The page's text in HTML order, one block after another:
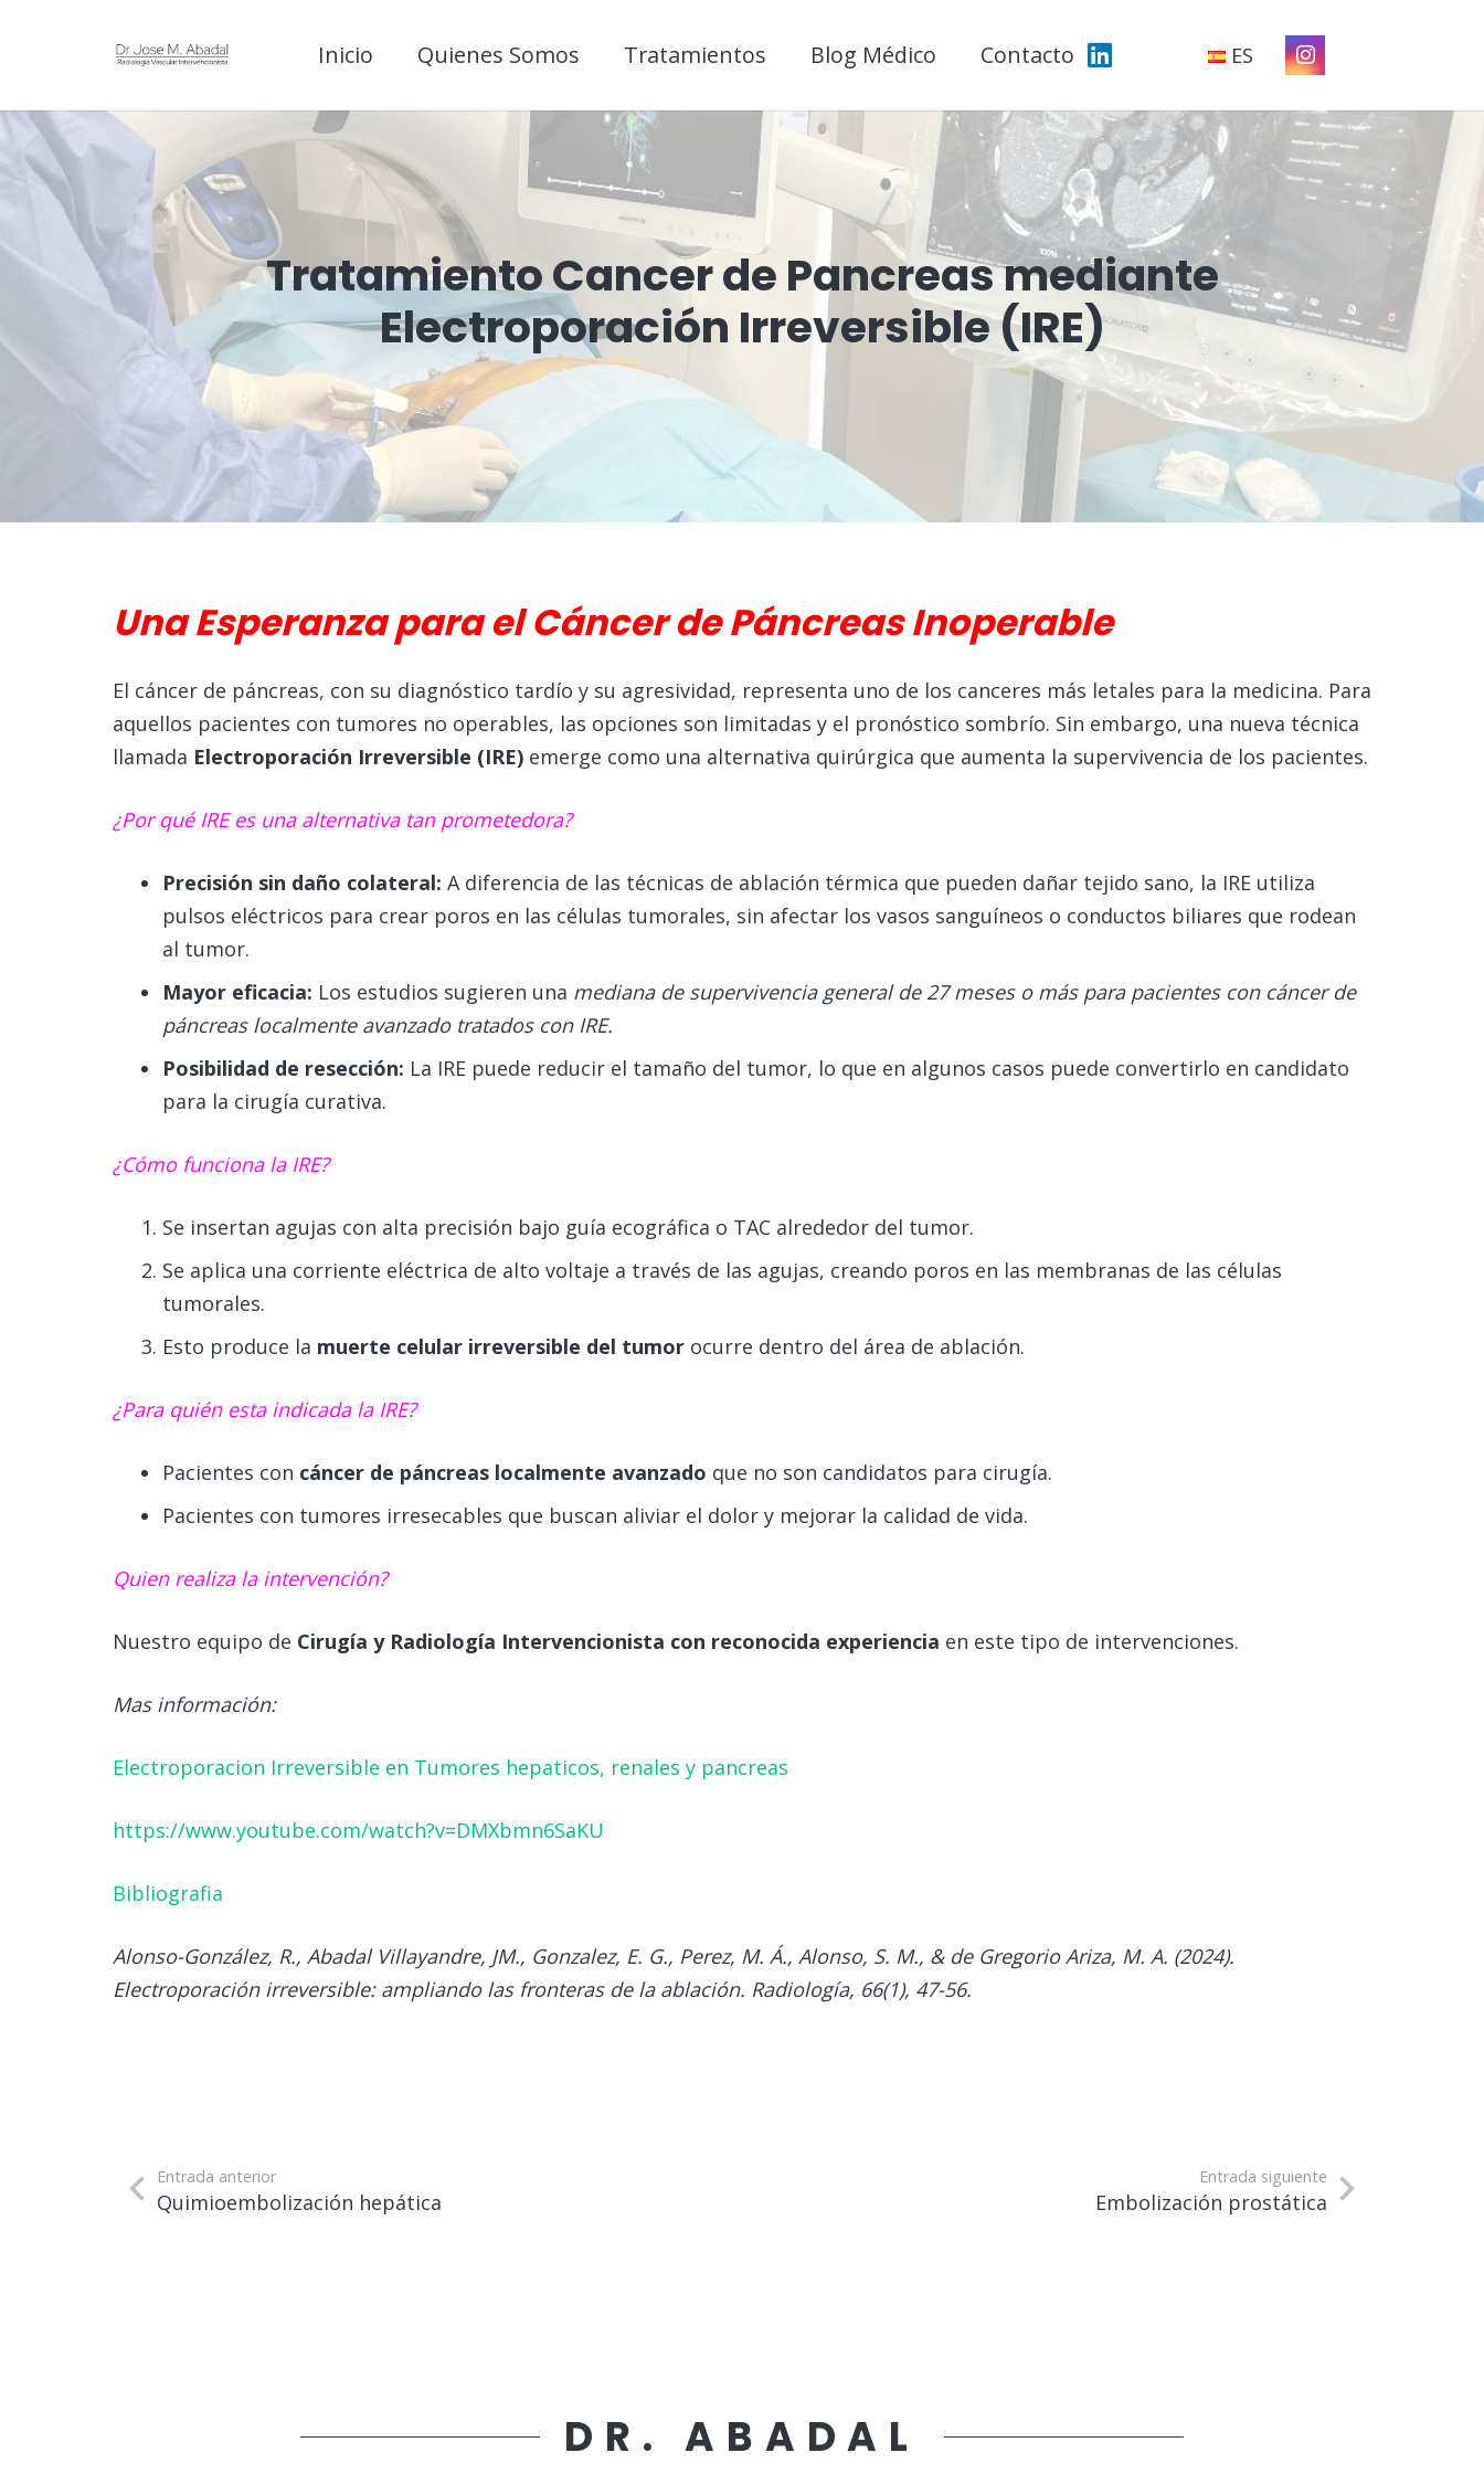
Inicio Quienes Somos Tratamientos Blog Médico Contacto ES
Tratamiento Cancer de Pancreas mediante
Electroporación Irreversible (IRE)
Una Esperanza para el Cáncer de Páncreas Inoperable
El cáncer de páncreas, con su diagnóstico tardío y su agresividad, representa uno de los canceres más letales para la medicina. Para
aquellos pacientes con tumores no operables, las opciones son limitadas y el pronóstico sombrío. Sin embargo, una nueva técnica
llamada Electroporación Irreversible (IRE) emerge como una alternativa quirúrgica que aumenta la supervivencia de los pacientes.
¿Por qué IRE es una alternativa tan prometedora?
Precisión sin daño colateral: A diferencia de las técnicas de ablación térmica que pueden dañar tejido sano, la IRE utiliza
pulsos eléctricos para crear poros en las células tumorales, sin afectar los vasos sanguíneos o conductos biliares que rodean
al tumor.
Mayor eficacia: Los estudios sugieren una mediana de supervivencia general de 27 meses o más para pacientes con cáncer de
páncreas localmente avanzado tratados con IRE.
Posibilidad de resección: La IRE puede reducir el tamaño del tumor, lo que en algunos casos puede convertirlo en candidato
para la cirugía curativa.
¿Cómo funciona la IRE?
Se insertan agujas con alta precisión bajo guía ecográfica o TAC alrededor del tumor.
Se aplica una corriente eléctrica de alto voltaje a través de las agujas, creando poros en las membranas de las células
tumorales.
Esto produce la muerte celular irreversible del tumor ocurre dentro del área de ablación.
¿Para quién esta indicada la IRE?
Pacientes con cáncer de páncreas localmente avanzado que no son candidatos para cirugía.
Pacientes con tumores irresecables que buscan aliviar el dolor y mejorar la calidad de vida.
Quien realiza la intervención?
Nuestro equipo de Cirugía y Radiología Intervencionista con reconocida experiencia en este tipo de intervenciones.
Mas información:
Electroporacion Irreversible en Tumores hepaticos, renales y pancreas
https://www.youtube.com/watch?v=DMXbmn6SaKU
Bibliografia
Alonso-González, R., Abadal Villayandre, JM., Gonzalez, E. G., Perez, M. Á., Alonso, S. M., & de Gregorio Ariza, M. A. (2024).
Electroporación irreversible: ampliando las fronteras de la ablación. Radiología, 66(1), 47-56.
Entrada anterior
Quimioembolización hepática
Entrada siguiente
Embolización prostática
DR. ABADAL